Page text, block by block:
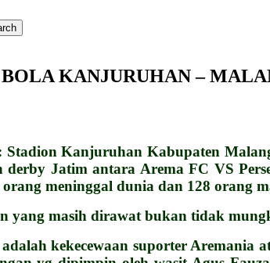
KANJURUHAN –
Kanjuruhan Kabupaten
derby Jatim antara Arema FC VS
meninggal dunia dan 128 orang
yang masih dirawat bukan tidak
kekecewaan suporter Aremania